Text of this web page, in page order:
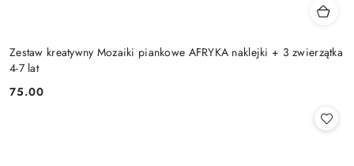
Zestaw kreatywny Mozaiki piankowe AFRYKA naklejki + 3 zwierzątka
4-7 lat
Cena:
75.00